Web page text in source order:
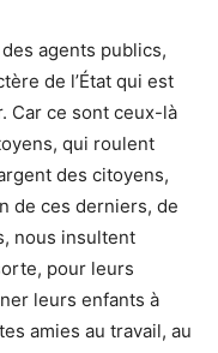
agents publics,
de l’État qui est
Car ce sont ceux-là
qui roulent
des citoyens,
de ces derniers, de
nous insultent
pour leurs
leurs enfants à
amies au travail, au